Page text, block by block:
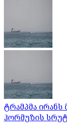
ტრამპმა
ჰორმუზის